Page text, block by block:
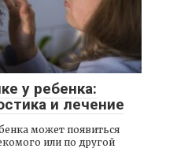
у ребенка:
и лечение
может появиться
или по другой